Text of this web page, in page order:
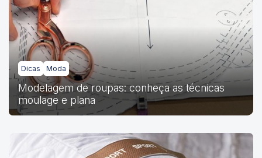
Dicas Moda
Modelagem de roupas: conheça as técnicas
moulage e plana